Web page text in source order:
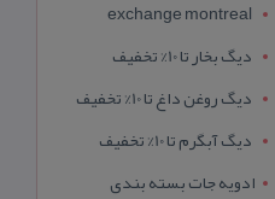
exchange montreal
دیگ بخار تا 10% تخفیف
دیگ روغن داغ تا 10% تخفیف
دیگ آبگرم تا 10% تخفیف
ادویه جات بسته بندی